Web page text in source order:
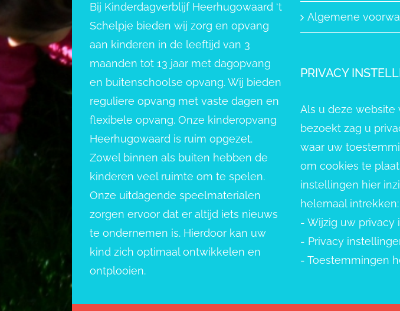
Bij Kinderdagverblijf Heerhugowaard ‘t
Schelpje bieden wij zorg en opvang
aan kinderen in de leeftijd van 3
maanden tot 13 jaar met dagopvang
en buitenschoolse opvang. Wij bieden
reguliere opvang met vaste dagen en
flexibele opvang. Onze kinderopvang
Heerhugowaard is ruim opgezet.
Zowel binnen als buiten hebben de
kinderen veel ruimte om te spelen.
Onze uitdagende speelmaterialen
zorgen ervoor dat er altijd iets nieuws
te ondernemen is. Hierdoor kan uw
kind zich optimaal ontwikkelen en
ontplooien.
Algemene
PRIVACY
Als u deze website
bezoekt zag u
waar uw
om cookies te
instellingen hier
helemaal intrekken:
- Wijzig uw privacy
- Privacy
- Toestemmingen